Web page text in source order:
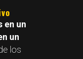
en un
un
los